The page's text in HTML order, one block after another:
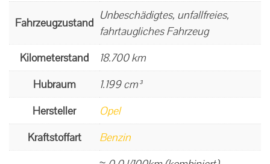
Fahrzeugzustand
Unbeschädigtes, unfallfreies,
fahrtaugliches Fahrzeug
Kilometerstand
18.700 km
Hubraum
1.199 cm³
Hersteller
Opel
Kraftstoffart
Benzin